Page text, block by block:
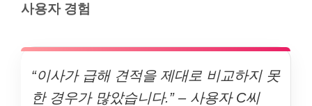
사용자 경험
“이사가 급해 견적을 제대로 비교하지 못
한 경우가 많았습니다.” – 사용자 C씨